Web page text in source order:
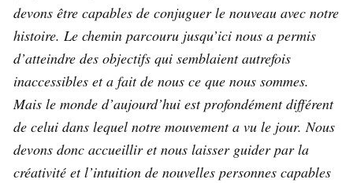
devons être capables de conjuguer le nouveau avec notre
histoire. Le chemin parcouru jusqu’ici nous a permis
d’atteindre des objectifs qui semblaient autrefois
inaccessibles et a fait de nous ce que nous sommes.
Mais le monde d’aujourd’hui est profondément différent
de celui dans lequel notre mouvement a vu le jour. Nous
devons donc accueillir et nous laisser guider par la
créativité et l’intuition de nouvelles personnes capables